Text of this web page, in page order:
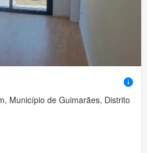
Município de Guimarães, Distrito